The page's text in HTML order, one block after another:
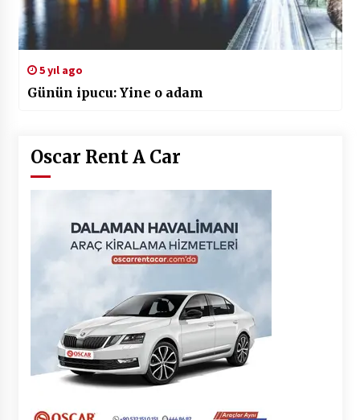
5 yıl ago
Günün ipucu: Yine o adam
Oscar Rent A Car